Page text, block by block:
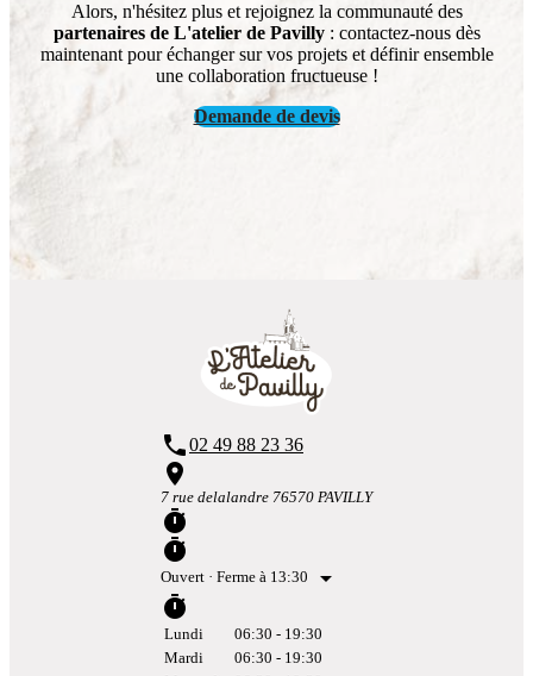
Alors, n'hésitez plus et rejoignez la communauté des
partenaires de L'atelier de Pavilly: contactez-nous dès
maintenant pour échanger sur vos projets et définir ensemble
une collaboration fructueuse !
Demande de devis
phone02 49 88 23 36
place
7 rue delalandre 76570 PAVILLY
timer
timer
Ouvert · Ferme à 13:30
arrow_drop_down
timer
Lundi
06:30 - 19:30
Mardi
06:30 - 19:30